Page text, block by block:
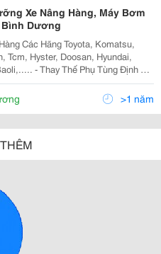
Xe Nâng Hàng, Máy Bơm
Dương
Các Hãng Toyota, Komatsu,
Tcm, Hyster, Doosan, Hyundai,
Tùng Định Kỳ
Động Của Nhà Chế Tạo. - Sửa
Số, Hệ T
>1 năm